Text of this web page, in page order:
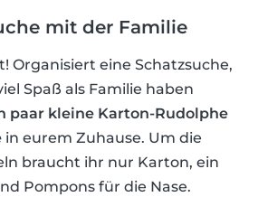
mit der Familie
Organisiert eine Schatzsuche,
Spaß als Familie haben
paar kleine Karton-Rudolphe
in eurem Zuhause. Um die
braucht ihr nur Karton, ein
Pompons für die Nase.